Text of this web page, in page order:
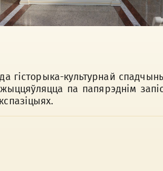
гісторыка-культурнай
па папярэднім